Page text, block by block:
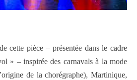
cette pièce – présentée dans le cadre
» – inspirée des carnavals à la mode
de la chorégraphe), Martinique,